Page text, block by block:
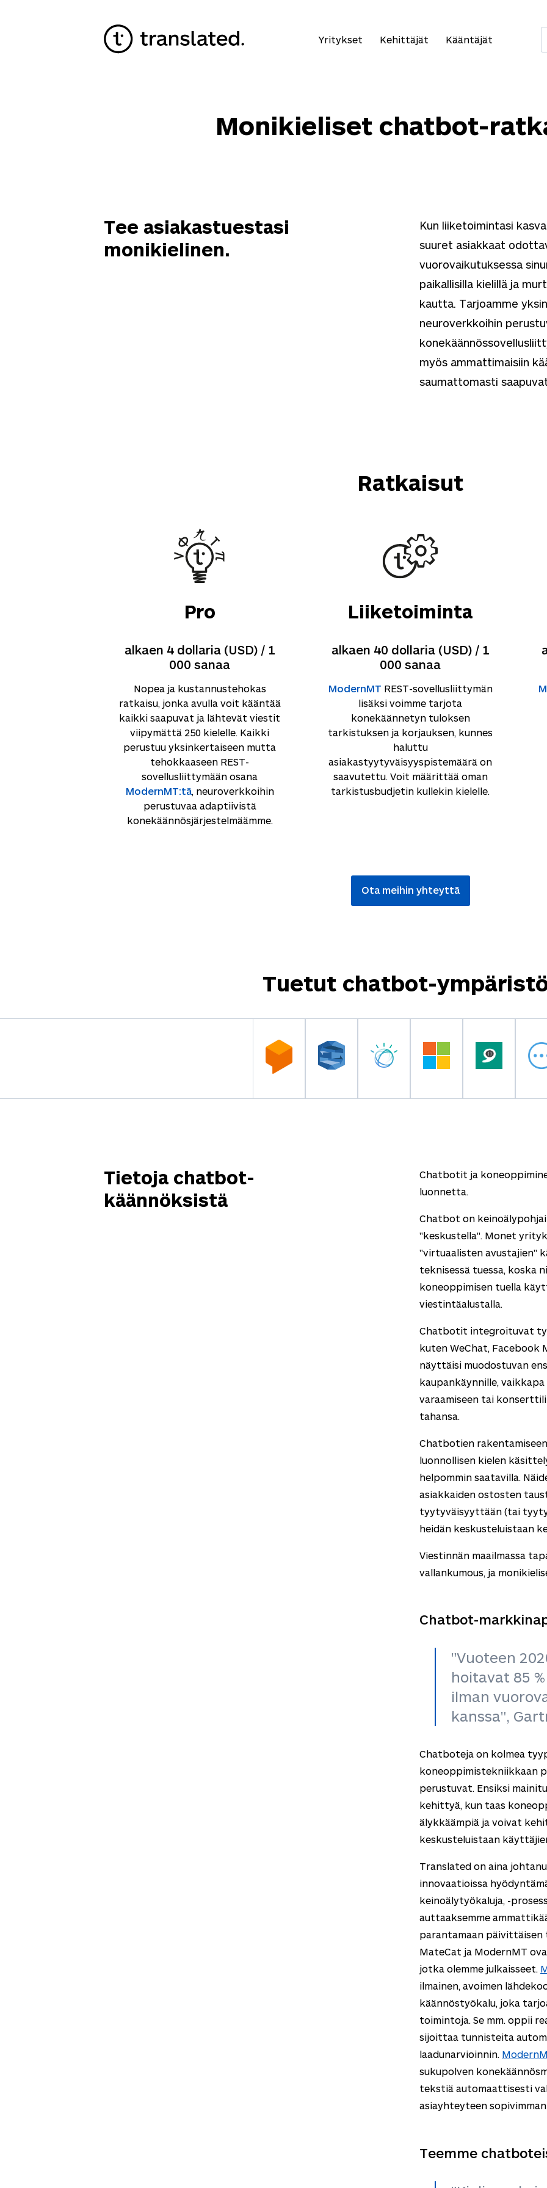
Yritykset Kehittäjät Kääntäjät
Monikieliset chatbot-
Tee asiakastuestasi
monikielinen.
Kun liiketoimintasi
suuret asiakkaat
vuorovaikutuksessa
paikallisilla kielillä ja
kautta. Tarjoamme
neuroverkkoihin
myös ammattimaisiin
saumattomasti
Ratkaisut
Pro
alkaen 4 dollaria (USD) / 1
000 sanaa
Nopea ja kustannustehokas
ratkaisu, jonka avulla voit kääntää
kaikki saapuvat ja lähtevät viestit
viipymättä 250 kielelle. Kaikki
perustuu yksinkertaiseen mutta
tehokkaaseen REST-
sovellusliittymään osana
ModernMT:tä, neuroverkkoihin
perustuvaa adaptiivistä
konekäännösjärjestelmäämme.
Liiketoiminta
alkaen 40 dollaria (USD) / 1
000 sanaa
ModernMT REST-sovellusliittymän
lisäksi voimme tarjota
konekäännetyn tuloksen
tarkistuksen ja korjauksen, kunnes
haluttu
asiakastyytyväisyyspistemäärä on
saavutettu. Voit määrittää oman
tarkistusbudjetin kullekin kielelle.
Ota meihin yhteyttä
Tuetut chatbot-
Tietoja chatbot-
käännöksistä
Chatbotit ja
luonnetta.
Chatbot on
"keskustella". Monet
"virtuaalisten avustajien"
teknisessä tuessa, koska
koneoppimisen tuella
viestintäalustalla.
Chatbotit integroituvat
kuten WeChat, Facebook
näyttäisi muodostuvan
kaupankäynnille,
varaamiseen tai
tahansa.
Chatbotien
luonnollisen kielen
helpommin saatavilla.
asiakkaiden ostosten
tyytyväisyyttään (tai
heidän keskusteluistaan
Viestinnän maailmassa
vallankumous, ja
Chatbot-
"Vuoteen
hoitavat 85
ilman
kanssa",
Chatboteja on kolmea
koneoppimistekniikkaan
perustuvat. Ensiksi
kehittyä, kun taas
älykkäämpiä ja voivat
keskusteluistaan
Translated on aina
innovaatioissa
keinoälytyökaluja, -
auttaaksemme
parantamaan päivittäisen
MateCat ja ModernMT
jotka olemme julkaisseet.
ilmainen, avoimen
käännöstyökalu, joka
toimintoja. Se mm. oppii
sijoittaa tunnisteita
laadunarvioinnin.
sukupolven
tekstiä automaattisesti
asiayhteyteen
Teemme